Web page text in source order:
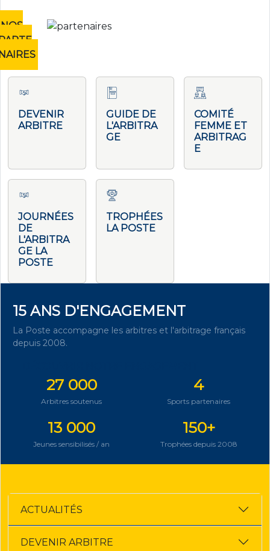
NOS
DEVENIR
ARBITRE
GUIDE DE
L'ARBITRA
GE
COMITÉ
FEMME ET
ARBITRAG
E
JOURNÉES
DE
L'ARBITRA
GE LA
POSTE
TROPHÉES
LA POSTE
15 ANS D'ENGAGEMENT
La Poste accompagne les arbitres et l'arbitrage français
depuis 2008.
27 000
Arbitres soutenus
4
Sports partenaires
13 000
Jeunes sensibilisés / an
150+
Trophées depuis 2008
ACTUALITÉS
DEVENIR ARBITRE